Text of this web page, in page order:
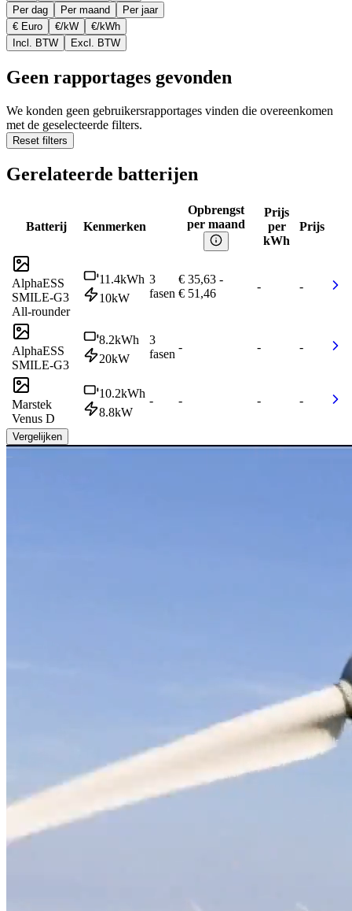
Per dag
Per maand
Per jaar
€ Euro
€/kW
€/kWh
Incl. BTW
Excl. BTW
Geen rapportages gevonden
We konden geen gebruikersrapportages vinden die overeenkomen
met de geselecteerde filters.
Reset filters
Gerelateerde batterijen
Batterij Kenmerken
Opbrengst
per maand
Prijs
per
kWh
Prijs
AlphaESS
SMILE-G3
All-rounder
11.4kWh
10kW
3
fasen
€ 35,63 -
€ 51,46
- -
AlphaESS
SMILE-G3
8.2kWh
20kW
3
fasen
- - -
Marstek
Venus D
10.2kWh
8.8kW
- - - -
Vergelijken